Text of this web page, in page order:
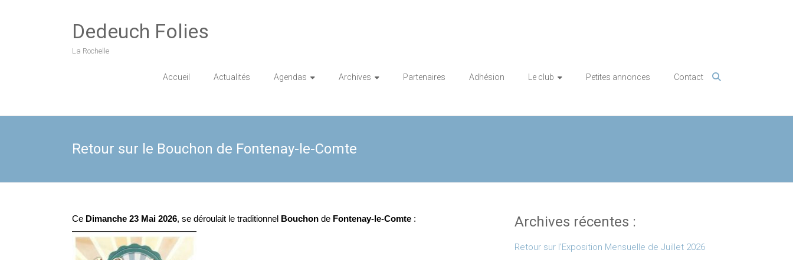
Dedeuch Folies
La Rochelle
Accueil Actualités Agendas Archives Partenaires Adhésion Le club Petites annonces Contact
Retour sur le Bouchon de Fontenay-le-Comte
Ce Dimanche 23 Mai 2026, se déroulait le traditionnel Bouchon de Fontenay-le-Comte : Archives récentes :
Retour sur l’Exposition Mensuelle de Juillet 2026